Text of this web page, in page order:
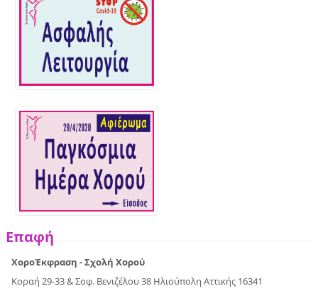
Επαφή
ΧοροΈκφραση - Σχολή Χορού
Κοραή 29-33 & Σοφ. Βενιζέλου 38 Ηλιούπολη Αττικής 16341